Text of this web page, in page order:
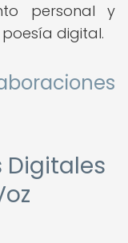
personal y
digital.
Digitales